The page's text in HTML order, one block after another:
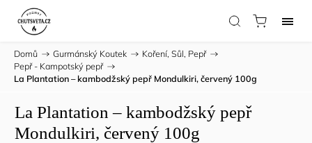
Domů / Gurmánský Koutek / Koření, Sůl, Pepř /
Pepř - Kampotský pepř /
La Plantation – kambodžský pepř Mondulkiri, červený 100g
La Plantation – kambodžský pepř
Mondulkiri, červený 100g